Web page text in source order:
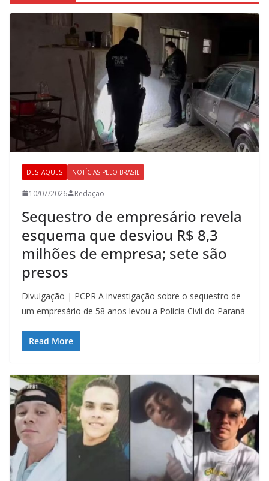
DESTAQUES NOTÍCIAS PELO BRASIL
10/07/2026 Redação
Sequestro de empresário revela
esquema que desviou R$ 8,3
milhões de empresa; sete são
presos
Divulgação | PCPR A investigação sobre o sequestro de
um empresário de 58 anos levou a Polícia Civil do Paraná
Read More